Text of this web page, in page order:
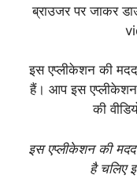
ब्राउजर पर जाकर
इस एप्लीकेशन की
हैं। आप इस
की
इस एप्लीकेशन की
है चलिए